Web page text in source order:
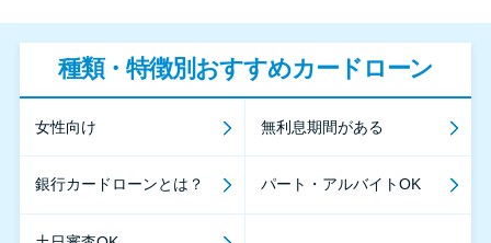
種類・特徴別おすすめカードローン
女性向け 無利息期間がある
銀行カードローンとは？ パート・アルバイトOK